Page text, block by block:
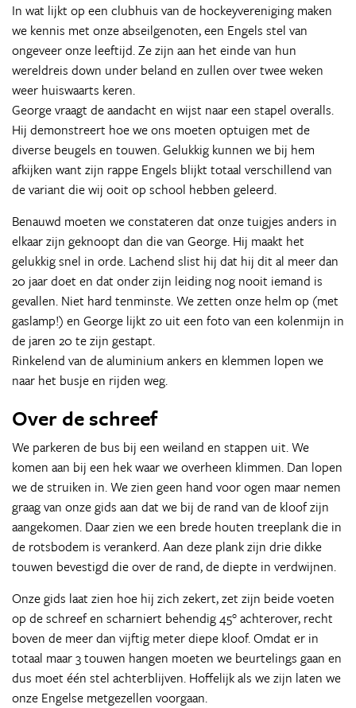
In wat lijkt op een clubhuis van de hockeyvereniging maken
we kennis met onze abseilgenoten, een Engels stel van
ongeveer onze leeftijd. Ze zijn aan het einde van hun
wereldreis down under beland en zullen over twee weken
weer huiswaarts keren.
George vraagt de aandacht en wijst naar een stapel overalls.
Hij demonstreert hoe we ons moeten optuigen met de
diverse beugels en touwen. Gelukkig kunnen we bij hem
afkijken want zijn rappe Engels blijkt totaal verschillend van
de variant die wij ooit op school hebben geleerd.
Benauwd moeten we constateren dat onze tuigjes anders in
elkaar zijn geknoopt dan die van George. Hij maakt het
gelukkig snel in orde. Lachend slist hij dat hij dit al meer dan
20 jaar doet en dat onder zijn leiding nog nooit iemand is
gevallen. Niet hard tenminste. We zetten onze helm op (met
gaslamp!) en George lijkt zo uit een foto van een kolenmijn in
de jaren 20 te zijn gestapt.
Rinkelend van de aluminium ankers en klemmen lopen we
naar het busje en rijden weg.
Over de schreef
We parkeren de bus bij een weiland en stappen uit. We
komen aan bij een hek waar we overheen klimmen. Dan lopen
we de struiken in. We zien geen hand voor ogen maar nemen
graag van onze gids aan dat we bij de rand van de kloof zijn
aangekomen. Daar zien we een brede houten treeplank die in
de rotsbodem is verankerd. Aan deze plank zijn drie dikke
touwen bevestigd die over de rand, de diepte in verdwijnen.
Onze gids laat zien hoe hij zich zekert, zet zijn beide voeten
op de schreef en scharniert behendig 45° achterover, recht
boven de meer dan vijftig meter diepe kloof. Omdat er in
totaal maar 3 touwen hangen moeten we beurtelings gaan en
dus moet één stel achterblijven. Hoffelijk als we zijn laten we
onze Engelse metgezellen voorgaan.